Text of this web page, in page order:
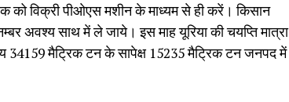
को विक्री पीओएस मशीन के माध्यम से ही करें। किसान
अवश्य साथ में ले जाये। इस माह यूरिया की चयप्ति मात्रा
34159 मैट्रिक टन के सापेक्ष 15235 मैट्रिक टन जनपद में